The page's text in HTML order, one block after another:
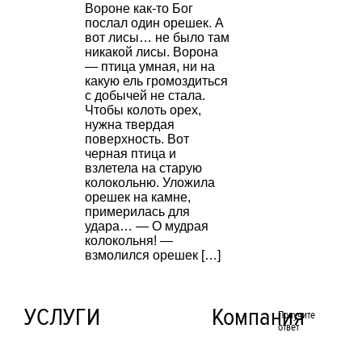
Вороне как-то Бог
послал один орешек. А
вот лисы… не было там
никакой лисы. Ворона
— птица умная, ни на
какую ель громоздиться
с добычей не стала.
Чтобы колоть орех,
нужна твердая
поверхность. Вот
черная птица и
взлетела на старую
колокольню. Уложила
орешек на камне,
примерилась для
удара… — О мудрая
колокольня! —
взмолился орешек […]
УСЛУГИ Компания
Получите
ответ